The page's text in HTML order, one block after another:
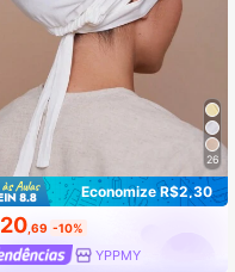
26
Economize R$2,30
20,69 -10%
YPPMY